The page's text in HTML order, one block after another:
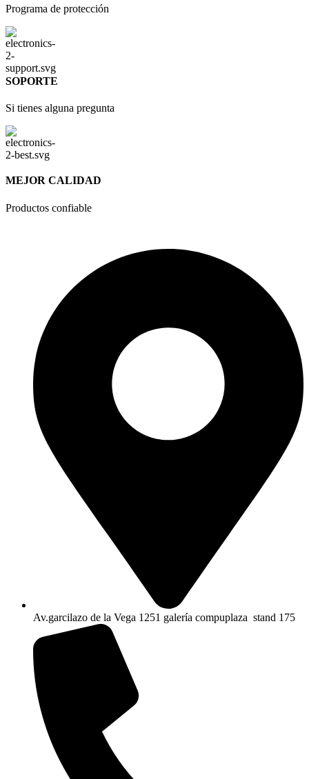
Programa de protección
SOPORTE
Si tienes alguna pregunta
MEJOR CALIDAD
Productos confiable
Av.garcilazo de la Vega 1251 galería compuplaza stand 175